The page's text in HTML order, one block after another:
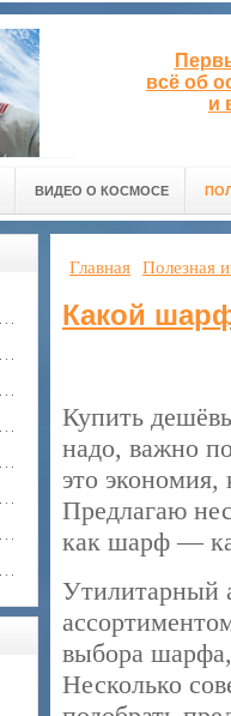
всё об
и
ВИДЕО О КОСМОСЕ
Главная Полезная
Какой
Купить
надо, важно
это экономия,
Предлагаю
как шарф —
Утилитарный
выбора
Несколько